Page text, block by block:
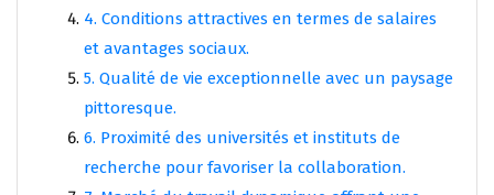
4. Conditions attractives en termes de salaires
et avantages sociaux.
5. Qualité de vie exceptionnelle avec un paysage
pittoresque.
6. Proximité des universités et instituts de
recherche pour favoriser la collaboration.